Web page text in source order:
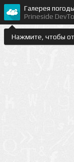
Нажмите, чтобы
Галерея
Prineside